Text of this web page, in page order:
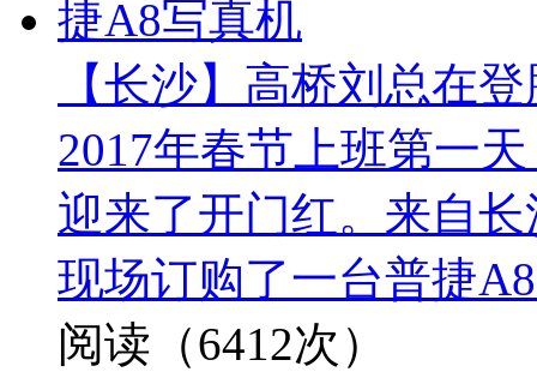
【长沙】高桥刘总在
2017年春节上班第一
迎来了开门红。来自
现场订购了一台普捷
阅读（6412次）